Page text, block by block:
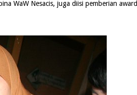
WaW Nesacis, juga diisi pemberian award